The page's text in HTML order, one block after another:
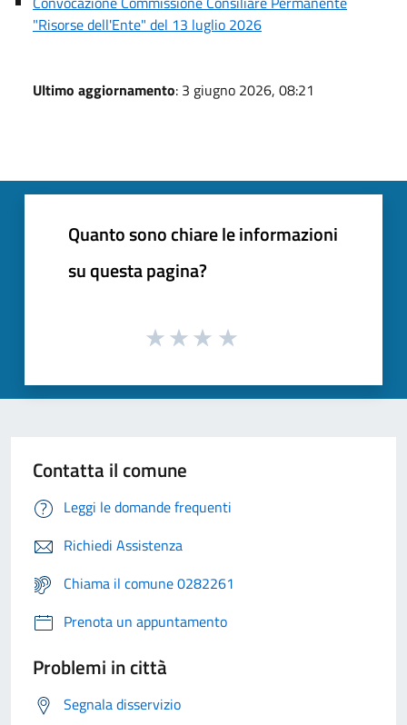
"Risorse dell'Ente" del 13 luglio 2026
Ultimo aggiornamento: 3 giugno 2026, 08:21
Quanto sono chiare le informazioni
su questa pagina?
Contatta il comune
Leggi le domande frequenti
Richiedi Assistenza
Chiama il comune 0282261
Prenota un appuntamento
Problemi in città
Segnala disservizio